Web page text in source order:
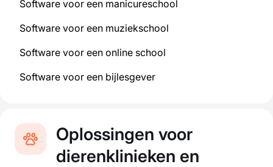
Software voor een manicureschool
Software voor een muziekschool
Software voor een online school
Software voor een bijlesgever
Oplossingen voor
dierenklinieken en